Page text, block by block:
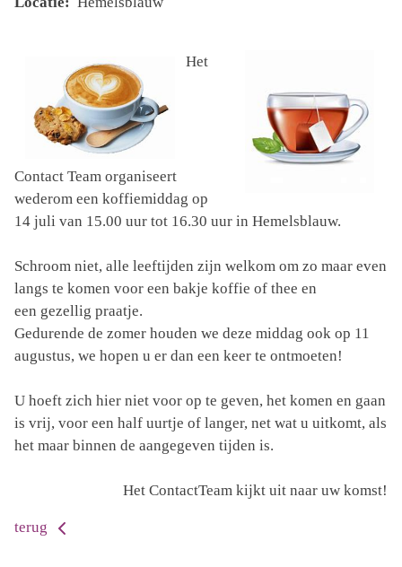
Het
Contact Team organiseert
wederom een koffiemiddag op
14 juli van 15.00 uur tot 16.30 uur in Hemelsblauw.
Schroom niet, alle leeftijden zijn welkom om zo maar even
langs te komen voor een bakje koffie of thee en
een gezellig praatje.
Gedurende de zomer houden we deze middag ook op 11
augustus, we hopen u er dan een keer te ontmoeten!
U hoeft zich hier niet voor op te geven, het komen en gaan
is vrij, voor een half uurtje of langer, net wat u uitkomt, als
het maar binnen de aangegeven tijden is.
Het ContactTeam kijkt uit naar uw komst!
terug